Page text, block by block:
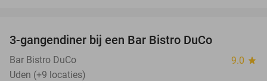
3-gangendiner bij een Bar Bistro DuCo
Bar Bistro DuCo 9.0 star
Uden (+9 locaties)